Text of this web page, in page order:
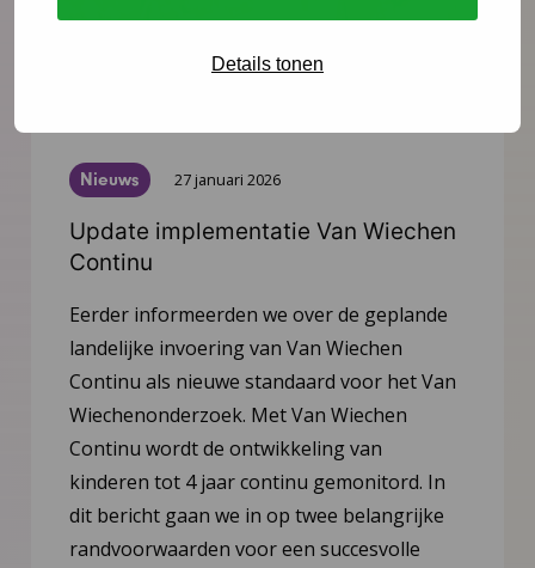
Details tonen
Nieuws 27 januari 2026
Update implementatie Van Wiechen
Continu
Eerder informeerden we over de geplande
landelijke invoering van Van Wiechen
Continu als nieuwe standaard voor het Van
Wiechenonderzoek. Met Van Wiechen
Continu wordt de ontwikkeling van
kinderen tot 4 jaar continu gemonitord. In
dit bericht gaan we in op twee belangrijke
randvoorwaarden voor een succesvolle